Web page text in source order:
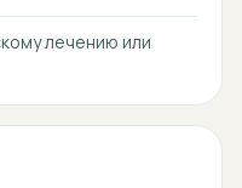
лечению или